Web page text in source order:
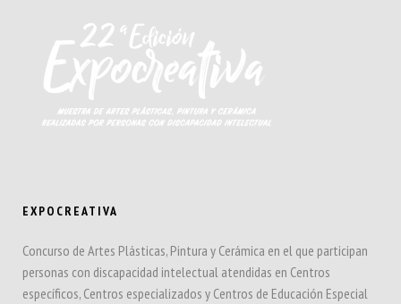
EXPOCREATIVA
Concurso de Artes Plásticas, Pintura y Cerámica en el que participan
personas con discapacidad intelectual atendidas en Centros
específicos, Centros especializados y Centros de Educación Especial